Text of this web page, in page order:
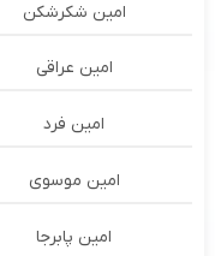
امین شکرشکن
امین عراقی
امین فرد
امین موسوی
امین پابرجا